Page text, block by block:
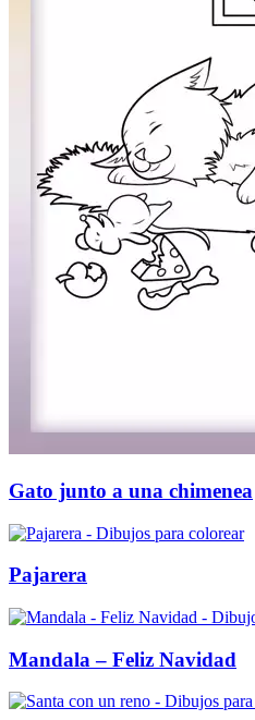
Gato junto a una chimenea
Pajarera
Mandala – Feliz Navidad